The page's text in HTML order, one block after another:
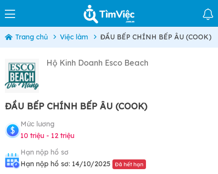
Trang chủ Việc làm ĐẦU BẾP CHÍNH BẾP ÂU (COOK)
Hộ Kinh Doanh Esco Beach
ĐẦU BẾP CHÍNH BẾP ÂU (COOK)
Mức lương
10 triệu - 12 triệu
Hạn nộp hồ sơ
Hạn nộp hồ sơ: 14/10/2025
Đã hết hạn